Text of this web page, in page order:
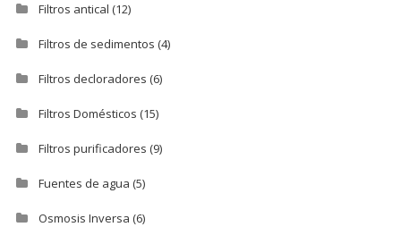
Filtros antical (12)
Filtros de sedimentos (4)
Filtros decloradores (6)
Filtros Domésticos (15)
Filtros purificadores (9)
Fuentes de agua (5)
Osmosis Inversa (6)